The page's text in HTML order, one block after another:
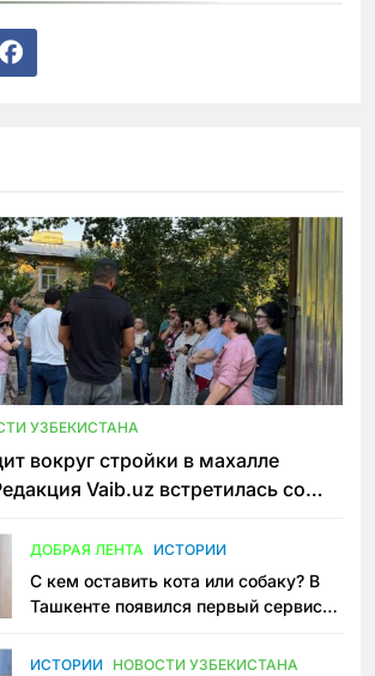
УЗБЕКИСТАНА
вокруг стройки в махалле
Vaib.uz встретилась со
ДОБРАЯ ЛЕНТА ИСТОРИИ
С кем оставить кота или собаку? В
Ташкенте появился первый сервис
ИСТОРИИ НОВОСТИ УЗБЕКИСТАНА